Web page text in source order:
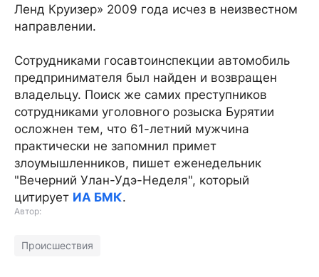
Ленд Круизер» 2009 года исчез в неизвестном
направлении.
Сотрудниками госавтоинспекции автомобиль
предпринимателя был найден и возвращен
владельцу. Поиск же самих преступников
сотрудниками уголовного розыска Бурятии
осложнен тем, что 61-летний мужчина
практически не запомнил примет
злоумышленников, пишет еженедельник
"Вечерний Улан-Удэ-Неделя", который
цитирует ИА БМК.
Автор:
Происшествия